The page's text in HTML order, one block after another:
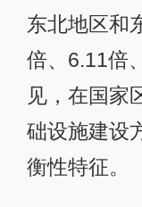
东北地区和
倍、6.11倍
见，在国家
础设施建设
衡性特征。